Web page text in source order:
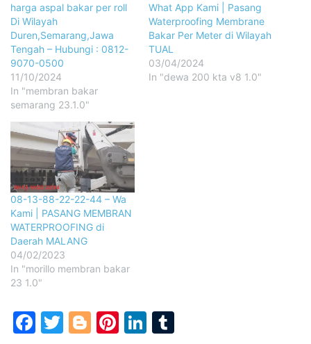
harga aspal bakar per roll
Di Wilayah
Duren,Semarang,Jawa
Tengah – Hubungi : 0812-
9070-0500
11/10/2024
In "membran bakar
semarang 23.1.0"
What App Kami | Pasang
Waterproofing Membrane
Bakar Per Meter di Wilayah
TUAL
03/04/2024
In "dewa 200 kta v8 1.0"
08-13-88-22-22-44 – Wa
Kami | PASANG MEMBRAN
WATERPROOFING di
Daerah MALANG
04/02/2023
In "morillo membran bakar
23 1.0"
Facebook
Twitter
Blogger
Pinterest
LinkedIn